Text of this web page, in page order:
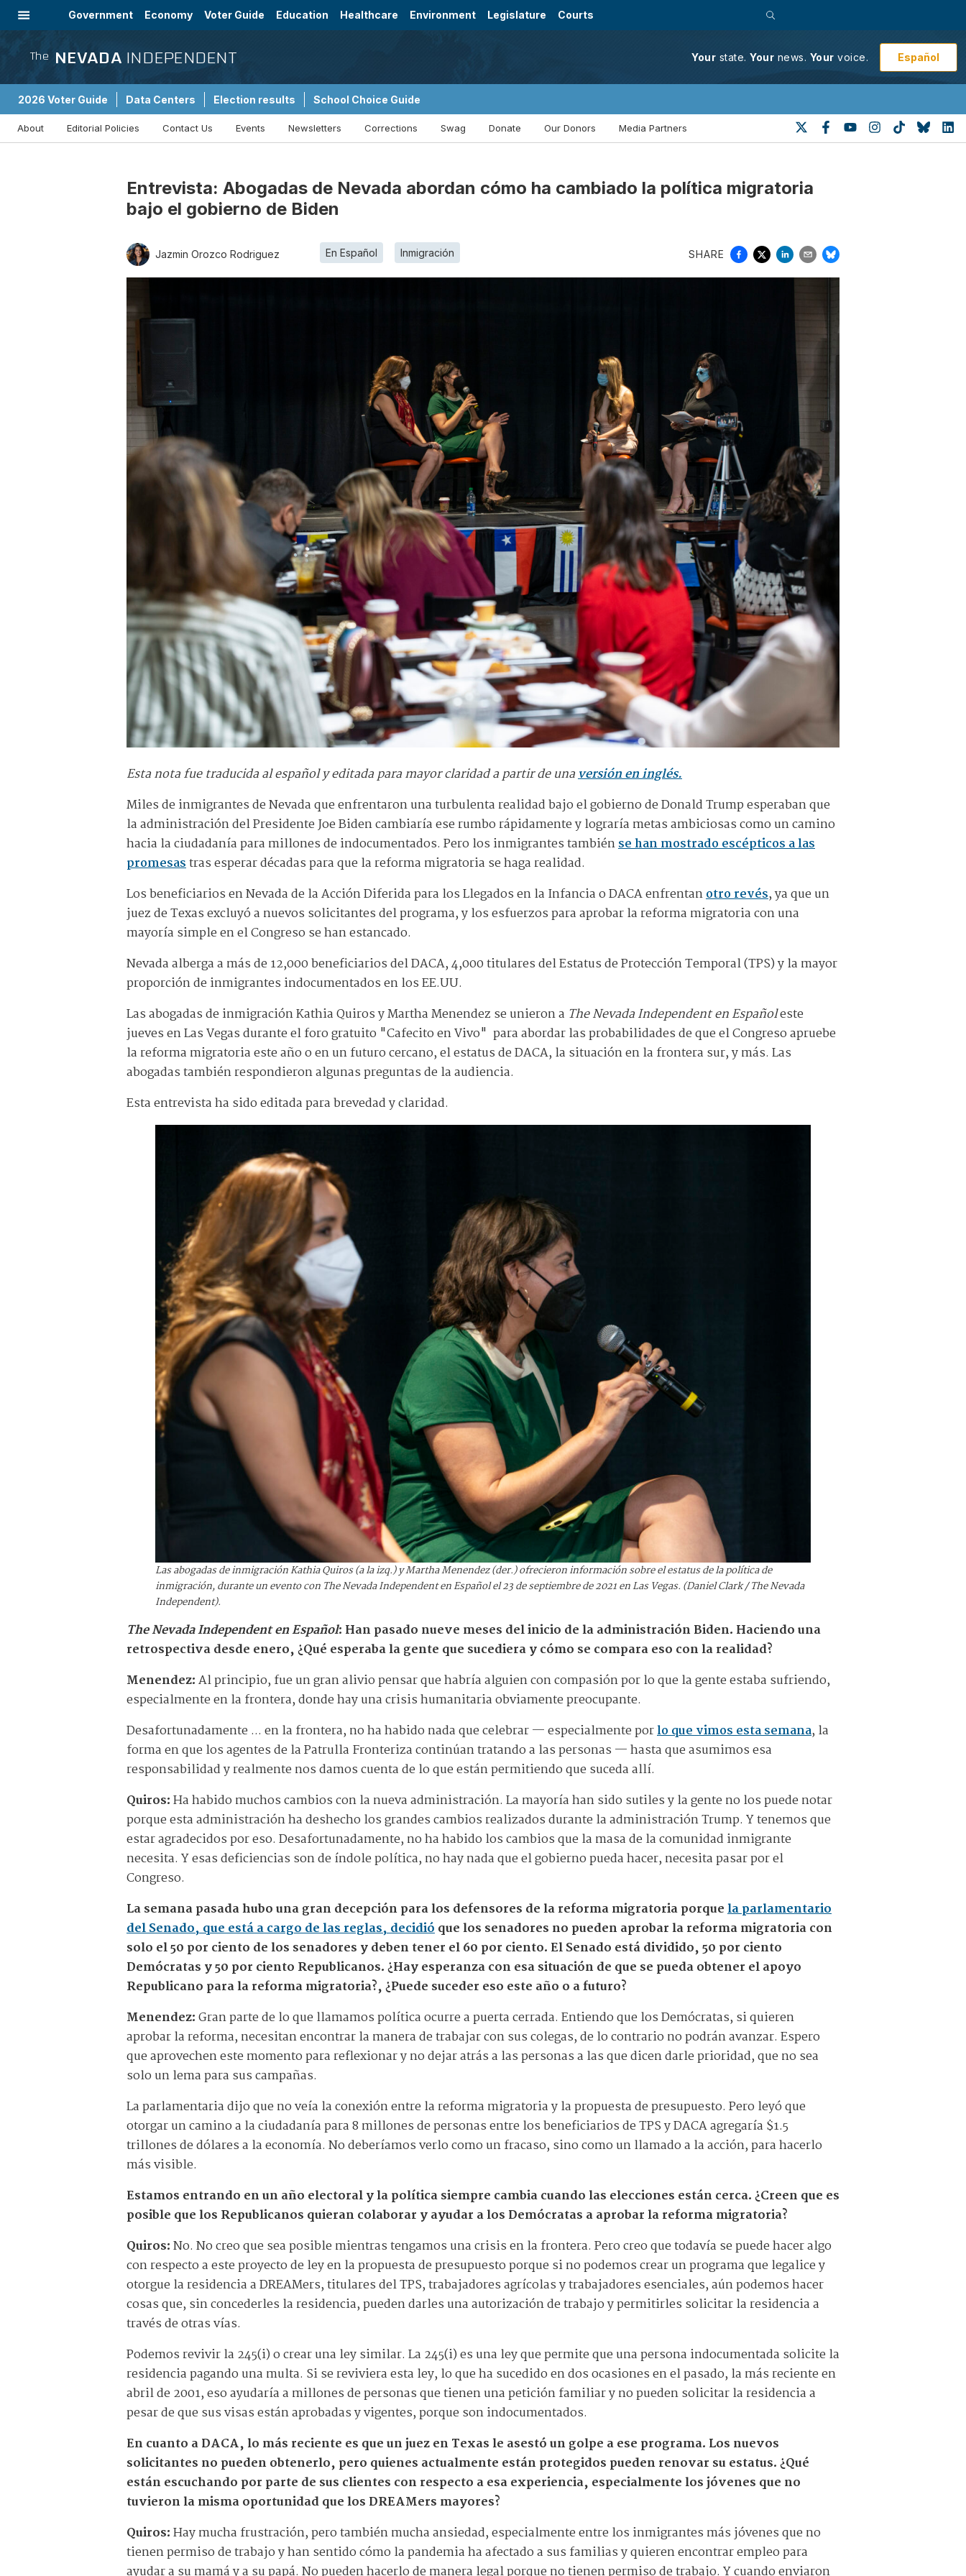
Government Economy Voter Guide Education Healthcare Environment Legislature Courts
The NEVADA INDEPENDENT Your state. Your news. Your voice. Español
2026 Voter Guide Data Centers Election results School Choice Guide
About Editorial Policies Contact Us Events Newsletters Corrections Swag Donate Our Donors Media Partners
Entrevista: Abogadas de Nevada abordan cómo ha cambiado la política migratoria
bajo el gobierno de Biden
Jazmin Orozco Rodriguez En Español Inmigración SHARE
Esta nota fue traducida al español y editada para mayor claridad a partir de unaversión en inglés.
Miles de inmigrantes de Nevada que enfrentaron una turbulenta realidad bajo el gobierno de Donald Trump esperaban que
la administración del Presidente Joe Biden cambiaría ese rumbo rápidamente y lograría metas ambiciosas como un camino
hacia la ciudadanía para millones de indocumentados. Pero los inmigrantes tambiénse han mostrado escépticos a las
promesastras esperar décadas para que la reforma migratoria se haga realidad.
Los beneficiarios en Nevada de la Acción Diferida para los Llegados en la Infancia o DACA enfrentanotro revés, ya que un
juez de Texas excluyó a nuevos solicitantes del programa, y ​​los esfuerzos para aprobar la reforma migratoria con una
mayoría simple en el Congreso se han estancado.
Nevada alberga a más de 12,000 beneficiarios del DACA, 4,000 titulares del Estatus de Protección Temporal (TPS) y la mayor
proporción de inmigrantes indocumentados en los EE.UU.
Las abogadas de inmigración Kathia Quiros y Martha Menendez se unieron a The Nevada Independent en Españoleste
jueves en Las Vegas durante el foro gratuito "Cafecito en Vivo" para abordar las probabilidades de que el Congreso apruebe
la reforma migratoria este año o en un futuro cercano, el estatus de DACA, la situación en la frontera sur, y más. Las
abogadas también respondieron algunas preguntas de la audiencia.
Esta entrevista ha sido editada para brevedad y claridad.
Las abogadas de inmigración Kathia Quiros (a la izq.) y Martha Menendez (der.) ofrecieron información sobre el estatus de la política de
inmigración, durante un evento con The Nevada Independent en Español el 23 de septiembre de 2021 en Las Vegas. (Daniel Clark / The Nevada
Independent).
The Nevada Independent en Español: Han pasado nueve meses del inicio de la administración Biden. Haciendo una
retrospectiva desde enero, ¿Qué esperaba la gente que sucediera y cómo se compara eso con la realidad?
Menendez:Al principio, fue un gran alivio pensar que habría alguien con compasión por lo que la gente estaba sufriendo,
especialmente en la frontera, donde hay una crisis humanitaria obviamente preocupante.
Desafortunadamente ... en la frontera, no ha habido nada que celebrar — especialmente porlo que vimos esta semana, la
forma en que los agentes de la Patrulla Fronteriza continúan tratando a las personas — hasta que asumimos esa
responsabilidad y realmente nos damos cuenta de lo que están permitiendo que suceda allí.
Quiros:Ha habido muchos cambios con la nueva administración. La mayoría han sido sutiles y la gente no los puede notar
porque esta administración ha deshecho los grandes cambios realizados durante la administración Trump. Y tenemos que
estar agradecidos por eso. Desafortunadamente, no ha habido los cambios que la masa de la comunidad inmigrante
necesita. Y esas deficiencias son de índole política, no hay nada que el gobierno pueda hacer, necesita pasar por el
Congreso.
La semana pasada hubo una gran decepción para los defensores de la reforma migratoria porquela parlamentario
del Senado, que está a cargo de las reglas, decidióque los senadores no pueden aprobar la reforma migratoria con
solo el 50 por ciento de los senadores y deben tener el 60 por ciento. El Senado está dividido, 50 por ciento
Demócratas y 50 por ciento Republicanos. ¿Hay esperanza con esa situación de que se pueda obtener el apoyo
Republicano para la reforma migratoria?, ¿Puede suceder eso este año o a futuro?
Menendez:Gran parte de lo que llamamos política ocurre a puerta cerrada. Entiendo que los Demócratas, si quieren
aprobar la reforma, necesitan encontrar la manera de trabajar con sus colegas, de lo contrario no podrán avanzar. Espero
que aprovechen este momento para reflexionar y no dejar atrás a las personas a las que dicen darle prioridad, que no sea
solo un lema para sus campañas.
La parlamentaria dijo que no veía la conexión entre la reforma migratoria y la propuesta de presupuesto. Pero leyó que
otorgar un camino a la ciudadanía para 8 millones de personas entre los beneficiarios de TPS y DACA agregaría $1.5
trillones de dólares a la economía. No deberíamos verlo como un fracaso, sino como un llamado a la acción, para hacerlo
más visible.
Estamos entrando en un año electoral y la política siempre cambia cuando las elecciones están cerca. ¿Creen que es
posible que los Republicanos quieran colaborar y ayudar a los Demócratas a aprobar la reforma migratoria?
Quiros:No. No creo que sea posible mientras tengamos una crisis en la frontera. Pero creo que todavía se puede hacer algo
con respecto a este proyecto de ley en la propuesta de presupuesto porque si no podemos crear un programa que legalice y
otorgue la residencia a DREAMers, titulares del TPS, trabajadores agrícolas y trabajadores esenciales, aún podemos hacer
cosas que, sin concederles la residencia, pueden darles una autorización de trabajo y permitirles solicitar la residencia a
través de otras vías.
Podemos revivir la 245(i) o crear una ley similar. La 245(i) es una ley que permite que una persona indocumentada solicite la
residencia pagando una multa. Si se reviviera esta ley, lo que ha sucedido en dos ocasiones en el pasado, la más reciente en
abril de 2001, eso ayudaría a millones de personas que tienen una petición familiar y no pueden solicitar la residencia a
pesar de que sus visas están aprobadas y vigentes, porque son indocumentados.
En cuanto a DACA, lo más reciente es que un juez en Texas le asestó un golpe a ese programa. Los nuevos
solicitantes no pueden obtenerlo, pero quienes actualmente están protegidos pueden renovar su estatus. ¿Qué
están escuchando por parte de sus clientes con respecto a esa experiencia, especialmente los jóvenes que no
tuvieron la misma oportunidad que los DREAMers mayores?
Quiros:Hay mucha frustración, pero también mucha ansiedad, especialmente entre los inmigrantes más jóvenes que no
tienen permiso de trabajo y han sentido cómo la pandemia ha afectado a sus familias y quieren encontrar empleo para